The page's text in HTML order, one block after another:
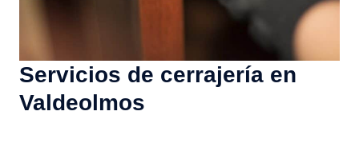
Servicios de cerrajería en
Valdeolmos